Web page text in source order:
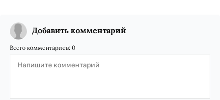
Добавить комментарий
Всего комментариев: 0